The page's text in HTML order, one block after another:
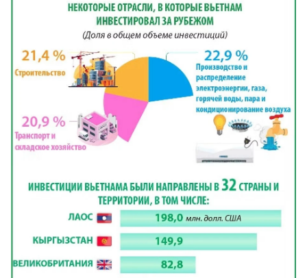
中文
FRANÇAIS
ESPAÑOL